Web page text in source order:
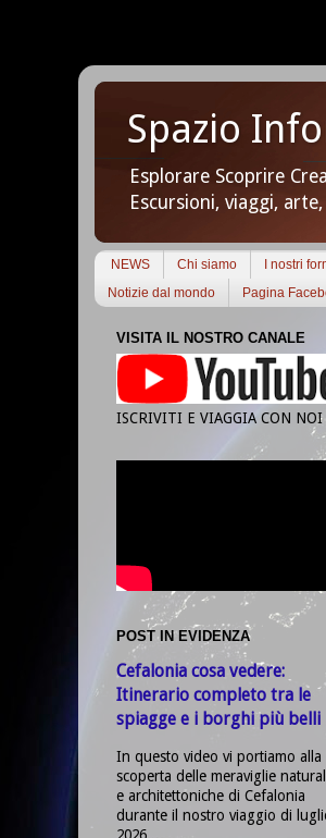
Spazio
Esplorare Scoprire
Escursioni, viaggi,
NEWS Chi siamo I nostri
Notizie dal mondo
Pagina
VISITA IL NOSTRO CANALE
ISCRIVITI E VIAGGIA CON NOI
POST IN EVIDENZA
Cefalonia cosa vedere:
Itinerario completo tra le
spiagge e i borghi più belli
In questo video vi portiamo alla
scoperta delle meraviglie
e architettoniche di Cefalonia
durante il nostro viaggio di
2026....